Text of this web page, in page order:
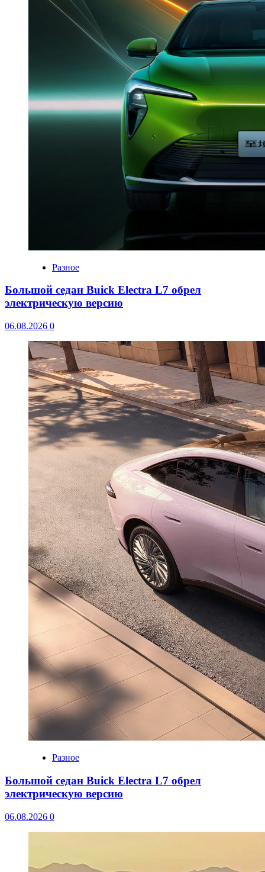
Разное
Большой седан Buick Electra L7 обрел
электрическую версию
06.08.2026 0
Разное
Большой седан Buick Electra L7 обрел
электрическую версию
06.08.2026 0